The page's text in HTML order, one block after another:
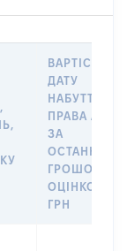
ВАРТІСТЬ НА
ДАТУ
НАБУТТЯ
ПРАВА АБО
ЗА
ГРОШОВОЮ
ОЦІНКОЮ,
ГРН